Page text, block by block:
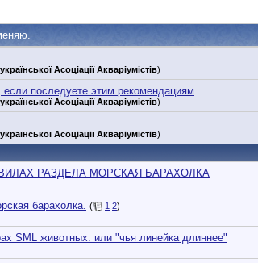
Асоціації Акваріумістів)
последуете этим рекомендациям
Асоціації Акваріумістів)
Асоціації Акваріумістів)
РАЗДЕЛА МОРСКАЯ БАРАХОЛКА
барахолка. ( 1 2)
SML животных. или "чья линейка длиннее"